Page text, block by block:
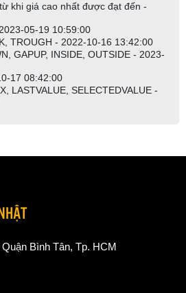
khi giá cao nhất được đạt đến -
05-19 10:59:00
TROUGH - 2022-10-16 13:42:00
GAPUP, INSIDE, OUTSIDE - 2023-
17 08:42:00
LASTVALUE, SELECTEDVALUE -
Bình Tân, Tp. HCM